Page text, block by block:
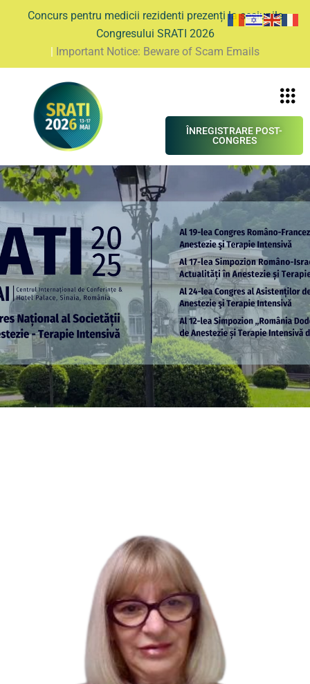
Concurs pentru medicii rezidenti prezenți la sesiunile
Congresului SRATI 2026
| Important Notice: Beware of Scam Emails
ÎNREGISTRARE POST-
CONGRES